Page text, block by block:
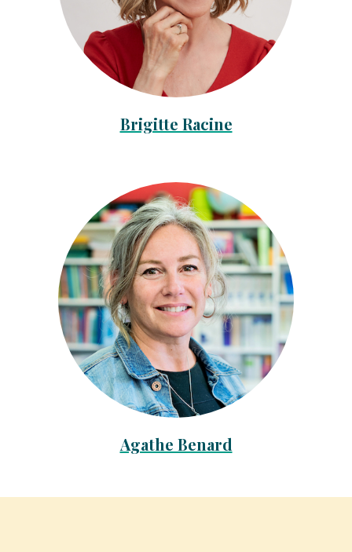
Brigitte Racine
Agathe Benard